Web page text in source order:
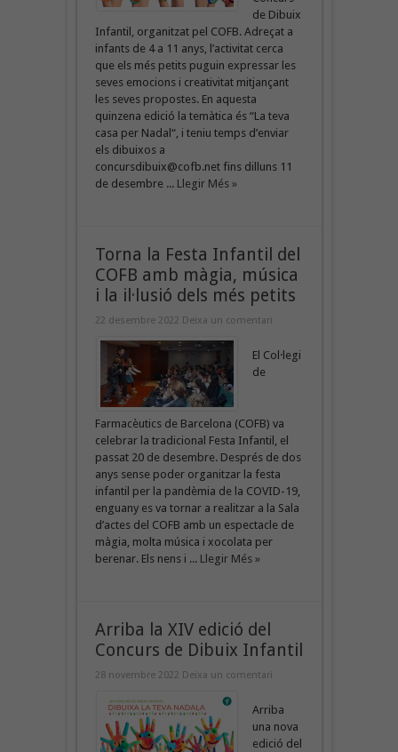
de Dibuix
Infantil, organitzat pel COFB. Adreçat a
infants de 4 a 11 anys, l’activitat cerca
que els més petits puguin expressar les
seves emocions i creativitat mitjançant
les seves propostes. En aquesta
quinzena edició la temàtica és “La teva
casa per Nadal“, i teniu temps d’enviar
els dibuixos a
concursdibuix@cofb.net fins dilluns 11
de desembre ... Llegir Més »
Torna la Festa Infantil del
COFB amb màgia, música
i la il·lusió dels més petits
22 desembre 2022 Deixa un comentari
El Col·legi
de
Farmacèutics de Barcelona (COFB) va
celebrar la tradicional Festa Infantil, el
passat 20 de desembre. Després de dos
anys sense poder organitzar la festa
infantil per la pandèmia de la COVID-19,
enguany es va tornar a realitzar a la Sala
d’actes del COFB amb un espectacle de
màgia, molta música i xocolata per
berenar. Els nens i ... Llegir Més »
Arriba la XIV edició del
Concurs de Dibuix Infantil
28 novembre 2022 Deixa un comentari
Arriba
una nova
edició del